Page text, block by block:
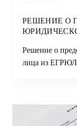
РЕШЕНИЕ О
Решение о
лица из ЕГРЮЛ